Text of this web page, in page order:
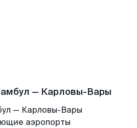
— Карловы-Вары
— Карловы-Вары
аэропорты